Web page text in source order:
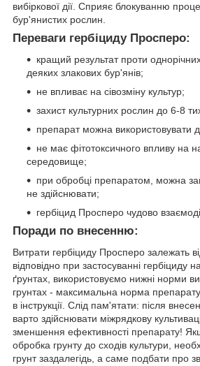
вибіркової дії. Сприяє блокуванню
бур'янистих рослин.
Переваги гербіциду Просперо:
кращий результат проти
деяких злакових бур'янів;
не впливає на сівозміну культур;
захист культурних рослин до 6-8
препарат можна використовувати
не має фітотоксичного впливу на
середовище;
при обробці препаратом, можна
не здійснювати;
гербіцид Просперо чудово
Поради по внесенню:
Витрати гербіциду Просперо залежать
відповідно при застосуванні гербіциду
ґрунтах, використовуємо нижні норми
грунтах - максимальна норма
в інструкції. Слід пам'ятати: після
варто здійснювати міжрядкову
зменшення ефективності препарату!
обробка грунту до сходів культури,
грунт заздалегідь, а саме подбати про